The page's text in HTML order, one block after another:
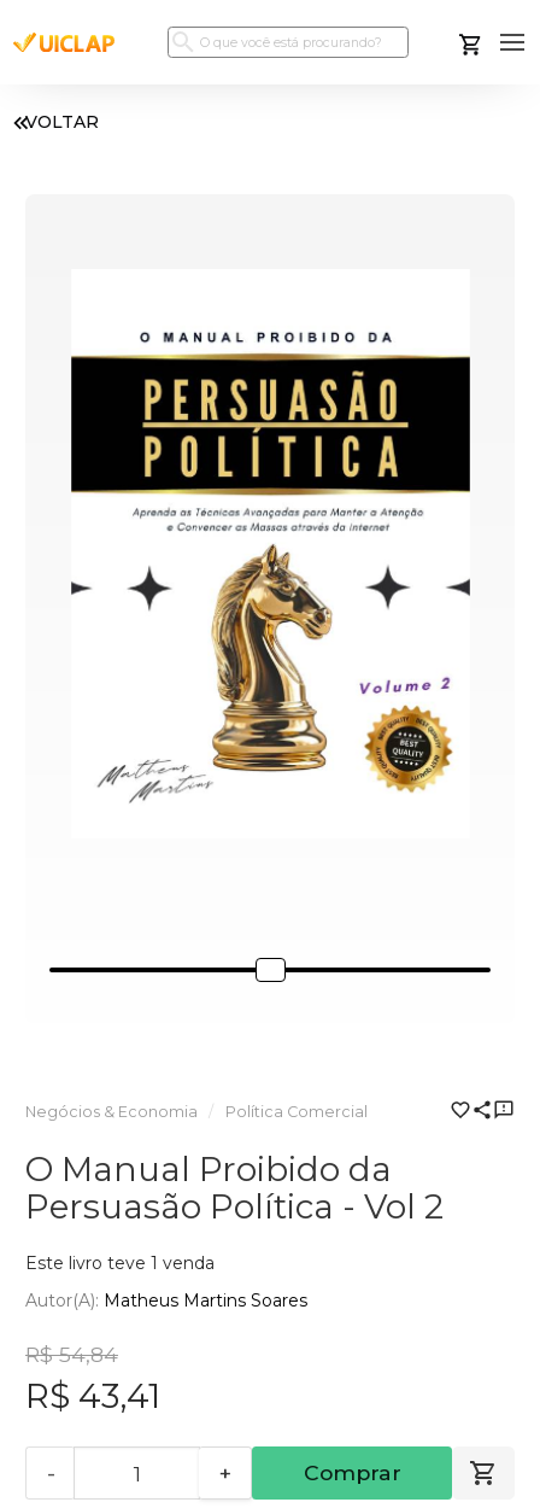
VOLTAR
Negócios & Economia Política Comercial
O Manual Proibido da
Persuasão Política - Vol 2
Este livro teve 1 venda
Autor(a): Matheus Martins Soares
R$ 54,84
R$ 43,41
- + Comprar